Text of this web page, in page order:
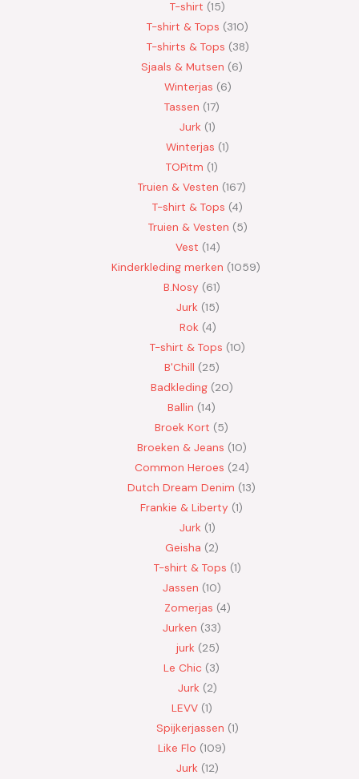
T-shirt 15
T-shirt & Tops 310
T-shirts & Tops 38
Sjaals & Mutsen 6
Winterjas 6
Tassen 17
Jurk 1
Winterjas 1
TOPitm 1
Truien & Vesten 167
T-shirt & Tops 4
Truien & Vesten 5
Vest 14
Kinderkleding merken 1059
B.Nosy 61
Jurk 15
Rok 4
T-shirt & Tops 10
B'Chill 25
Badkleding 20
Ballin 14
Broek Kort 5
Broeken & Jeans 10
Common Heroes 24
Dutch Dream Denim 13
Frankie & Liberty 1
Jurk 1
Geisha 2
T-shirt & Tops 1
Jassen 10
Zomerjas 4
Jurken 33
jurk 25
Le Chic 3
Jurk 2
LEVV 1
Spijkerjassen 1
Like Flo 109
Jurk 12